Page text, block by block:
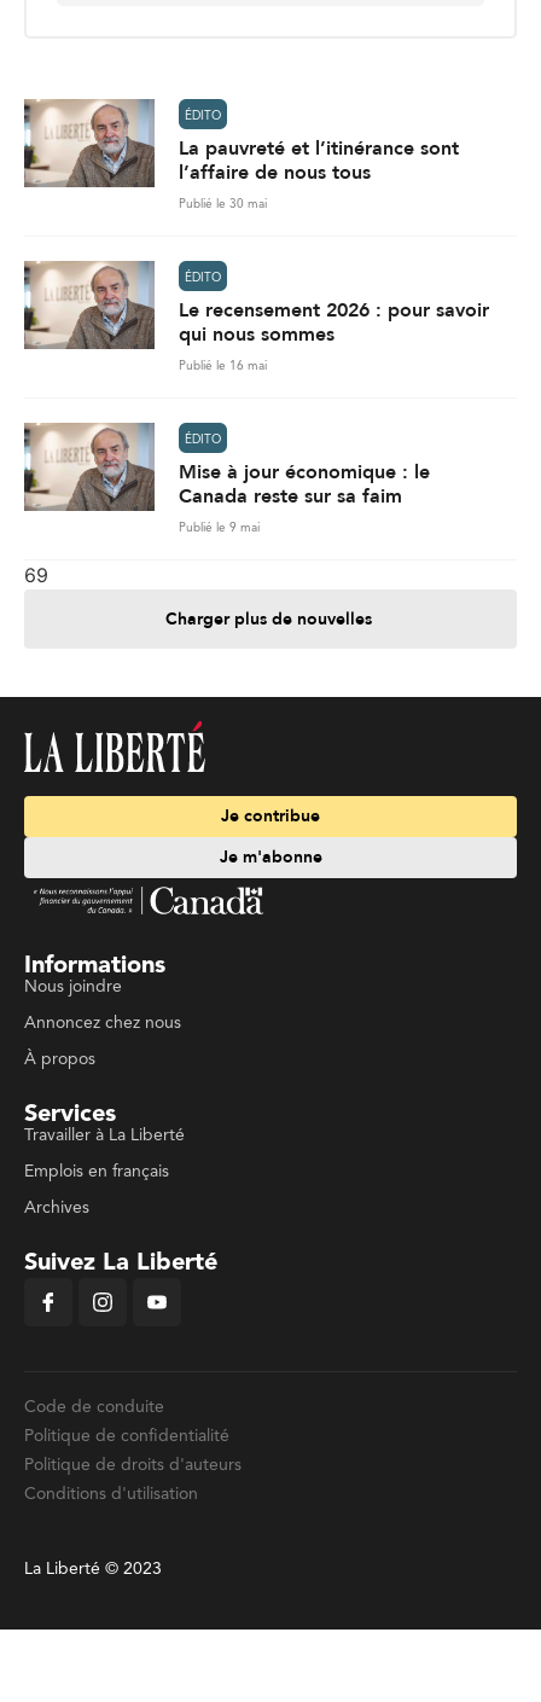
ÉDITO
La pauvreté et l’itinérance sont
l’affaire de nous tous
Publié le 30 mai
ÉDITO
Le recensement 2026 : pour savoir
qui nous sommes
Publié le 16 mai
ÉDITO
Mise à jour économique : le
Canada reste sur sa faim
Publié le 9 mai
69
Charger plus de nouvelles
Je contribue
Je m'abonne
Informations
Nous joindre
Annoncez chez nous
À propos
Services
Travailler à La Liberté
Emplois en français
Archives
Suivez La Liberté
Code de conduite
Politique de confidentialité
Politique de droits d'auteurs
Conditions d'utilisation
La Liberté © 2023